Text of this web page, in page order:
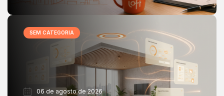
SEM CATEGORIA
06 de agosto de 2026